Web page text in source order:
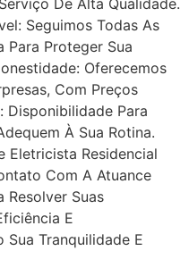
De Alta Qualidade.
Seguimos Todas As
Para Proteger Sua
Oferecemos
Com Preços
Disponibilidade Para
À Sua Rotina.
Eletricista Residencial
Com A Atuance
Resolver Suas
E
Sua Tranquilidade E